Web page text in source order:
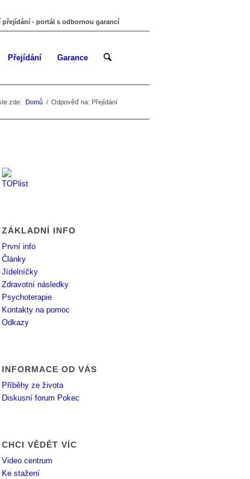
- portál s odbornou garancí
Přejídání Garance
zde: Domů / Odpověď na: Přejídání
ZÁKLADNÍ INFO
První info
Články
Jídelníčky
Zdravotní následky
Psychoterapie
Kontakty na pomoc
Odkazy
INFORMACE OD VÁS
Příběhy ze života
Diskusní forum Pokec
CHCI VĚDĚT VÍC
Video centrum
Ke stažení